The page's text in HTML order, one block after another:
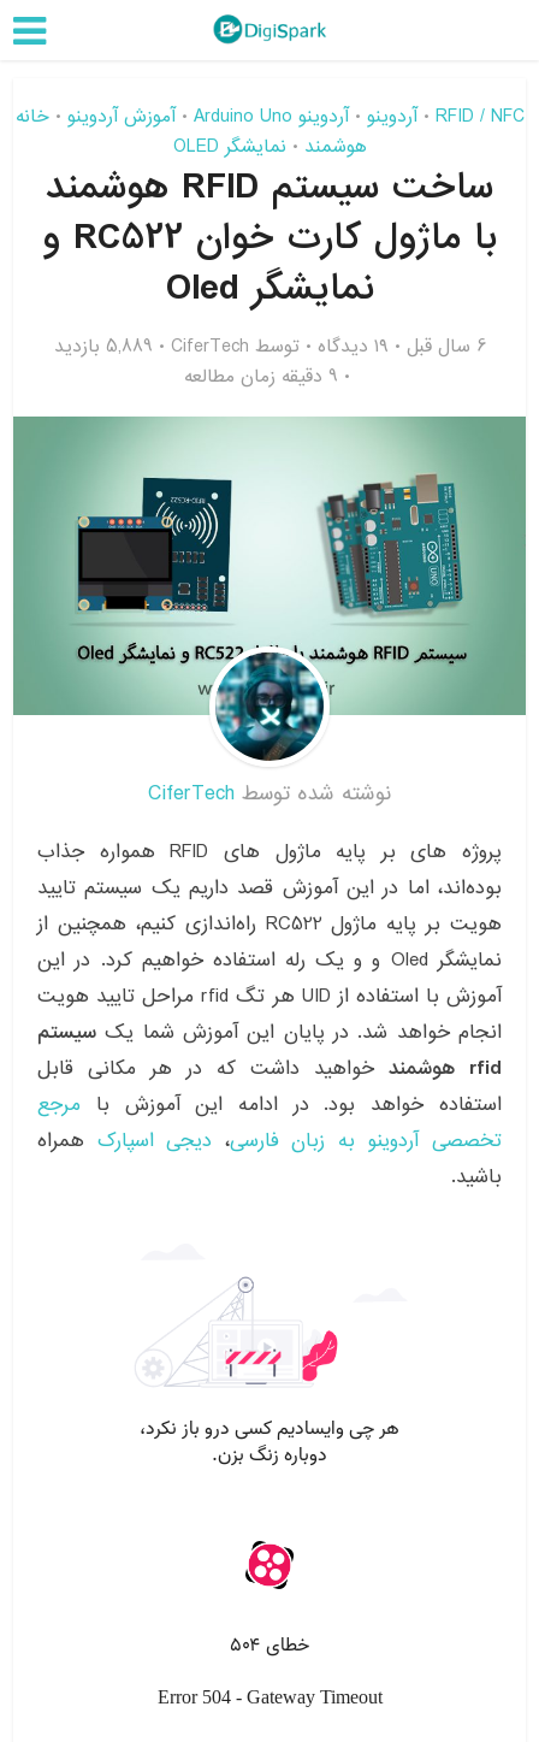
RFID / NFC
• آردوینو • آردوینو Arduino Uno • آموزش آردوینو • خانه
هوشمند • نمایشگر OLED
ساخت سیستم RFID هوشمند
با ماژول کارت خوان RC522 و
نمایشگر Oled
6 سال قبل ۱۹ دیدگاه توسط CiferTech
5,889 بازدید
9 دقیقه زمان مطالعه
نوشته شده توسط CiferTech
پروژه های بر پایه ماژول های RFID همواره جذاب
بوده‌اند، اما در این آموزش قصد داریم یک سیستم تایید
هویت بر پایه ماژول RC522 راه‌اندازی کنیم، همچنین از
نمایشگر Oled و و یک رله استفاده خواهیم کرد. در این
آموزش با استفاده از UID هر تگ rfid مراحل تایید هویت
انجام خواهد شد. در پایان این آموزش شما یک سیستم
rfid هوشمند
خواهید داشت که در هر مکانی قابل
استفاده خواهد بود. در ادامه این آموزش با مرجع
تخصصی آردوینو به زبان فارسی، دیجی اسپارک همراه
باشید.